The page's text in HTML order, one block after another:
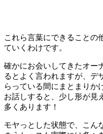
これら言葉にできることの
ていくわけです。
確かにお会いしてきたオー
るとよく言われますが、デ
らっている間にまとまりか
お話しすると、少し形が見
多くあります！
モヤっとした状態で、こん